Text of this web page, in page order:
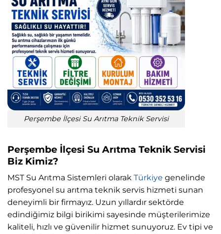
Perşembe İlçesi Su Arıtma Teknik Servisi
Perşembe İlçesi Su Arıtma Teknik Servisi
Biz Kimiz?
MST Su Arıtma Sistemleri olarak Türkiye genelinde
profesyonel su arıtma teknik servis hizmeti sunan
deneyimli bir firmayız. Uzun yıllardır sektörde
edindiğimiz bilgi birikimi sayesinde müşterilerimize
kaliteli, hızlı ve güvenilir hizmet sunuyoruz. Ev tipi ve